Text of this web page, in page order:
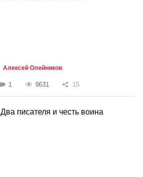
Алексей Олейников
1 9631 15
Два писателя и честь воина